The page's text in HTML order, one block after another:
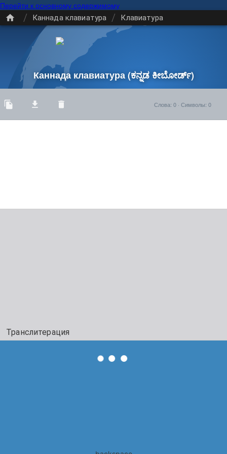
Перейти к основному содержимому
/ Каннада клавиатура / Клавиатура
Каннада клавиатура(ಕನ್ನಡ ಕೀಬೋರ್ಡ್)
Слова: 0 · Символы: 0
Транслитерация